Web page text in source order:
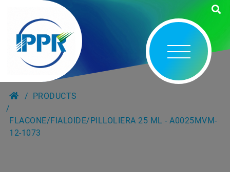
PRODUCTS
FLACONE/FIALOIDE/PILLOLIERA 25 ML - A0025MVM-
12-1073